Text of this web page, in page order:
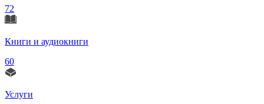
72
Книги и аудиокниги
60
Услуги